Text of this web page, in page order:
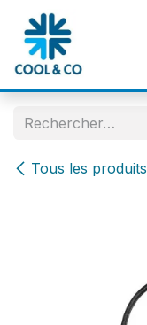
Se rendre au contenu
Tous les produits